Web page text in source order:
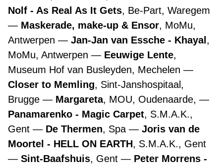
Nolf - As Real As It Gets, Be-Part, Waregem
Maskerade, make-up & Ensor, MoMu,
Antwerpen
Jan-Jan van Essche - Khayal ,
MoMu, Antwerpen
Eeuwige Lente,
Museum Hof van Busleyden, Mechelen
Closer to Memling, Sint-Janshospitaal,
Brugge
Margareta, MOU, Oudenaarde,
Panamarenko - Magic Carpet, S.M.A.K.,
Gent
De Thermen, Spa
Joris van de
Moortel - HELL ON EARTH, S.M.A.K., Gent
Sint-Baafshuis, Gent
Peter Morrens -